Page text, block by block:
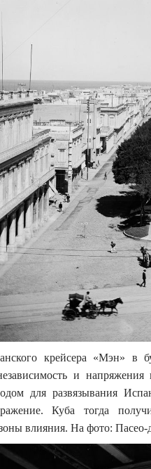
крейсера «Мэн» в
и
для развязывания
Куба тогда
влияния. На фото: Пасео-